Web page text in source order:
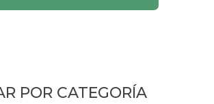
POR CATEGORÍA